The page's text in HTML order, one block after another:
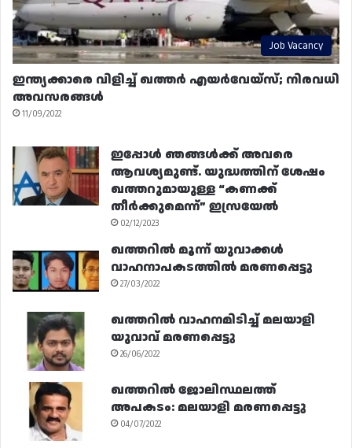
Job Vacancy
ഇന്ത്യക്കാരെ വിളിച്ച് ഖത്തർ എയർവേയ്‌സ്; നിരവധി
അവസരങ്ങൾ
11/09/2022
ഇപ്പോൾ ഞങ്ങൾക്ക് അവരെ
ആവശ്യമുണ്ട്. യുദ്ധത്തിന് ശേഷം
ഖത്തറുമായുള്ള “കണക്ക്
തീർക്കുമെന്ന്” ഇസ്രയേൽ
02/12/2023
ഖത്തറിൽ മൂന്ന് യുവാക്കൾ
വാഹനാപകടത്തിൽ മരണപ്പെട്ടു
27/03/2022
ഖത്തറിൽ വാഹനമിടിച്ച് മലയാളി
യുവാവ് മരണപ്പെട്ടു
26/06/2022
ഖത്തറിൽ ജോലിസ്ഥലത്ത്
അപകടം: മലയാളി മരണപ്പെട്ടു
04/07/2022